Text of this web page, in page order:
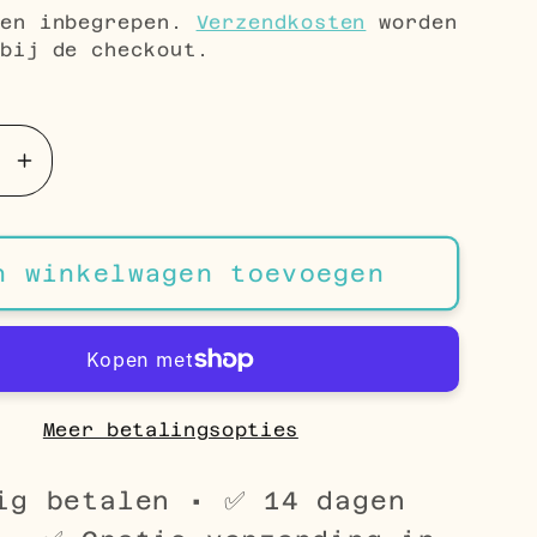
inbegrepen. Verzendkosten
worden
bij de checkout.
Aantal
verhogen
voor
Stalen
Goudkleurige
Gourmetarmband
21cm
winkelwagen toevoegen
Meer betalingsopties
betalen • ✅ 14 dagen